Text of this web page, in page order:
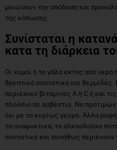
μειώσουν την απόδοση και
της κόπωσης.
Συνίσταται η
κατα τη διάρκεια
Οι χυμοί ή το γάλα εκτός από νερό
θρεπτικά συστατικά και θερμίδες.
περιέχουν βιταμίνες Α ή C ή και
πλούσιο σε ασβέστιο. Να
όχι με το κυρίως γεύμα. Άλλα
τα αναψυκτικά, τα αλκοολούχα
συστατικά και συνήθως περιέχουν